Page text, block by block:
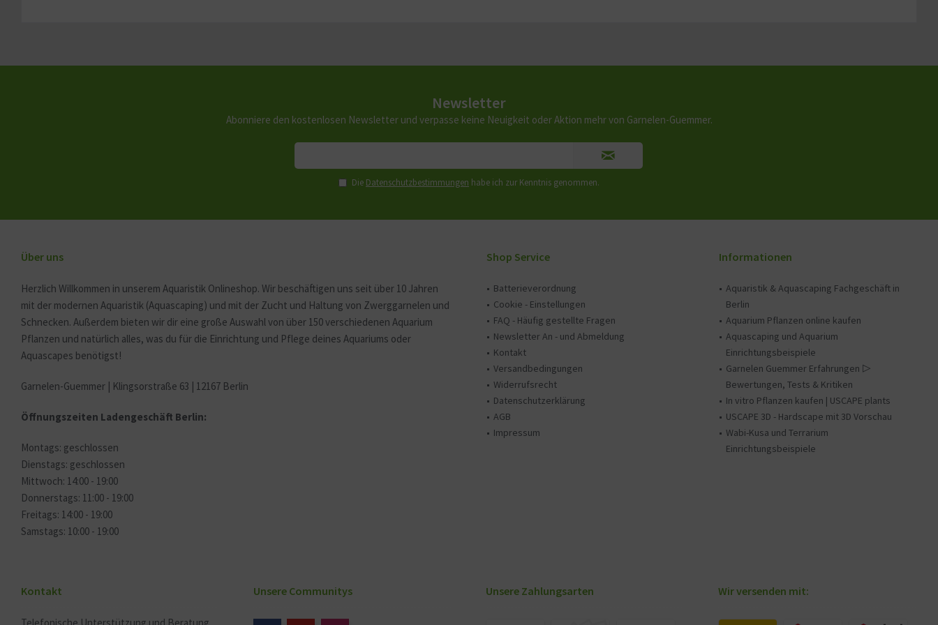
Newsletter
Abonniere den kostenlosen Newsletter und verpasse keine Neuigkeit oder Aktion mehr von Garnelen-Guemmer.
Die Datenschutzbestimmungen habe ich zur Kenntnis genommen.
Über uns
Herzlich Willkommen in unserem Aquaristik Onlineshop. Wir beschäftigen uns seit über 10 Jahren
mit der modernen Aquaristik (Aquascaping) und mit der Zucht und Haltung von Zwerggarnelen und
Schnecken. Außerdem bieten wir dir eine große Auswahl von über 150 verschiedenen Aquarium
Pflanzen und natürlich alles, was du für die Einrichtung und Pflege deines Aquariums oder
Aquascapes benötigst!
Garnelen-Guemmer | Klingsorstraße 63 | 12167 Berlin
Öffnungszeiten Ladengeschäft Berlin:
Montags: geschlossen
Dienstags: geschlossen
Mittwoch: 14:00 - 19:00
Donnerstags: 11:00 - 19:00
Freitags: 14:00 - 19:00
Samstags: 10:00 - 19:00
Shop Service
Batterieverordnung
Cookie - Einstellungen
FAQ - Häufig gestellte Fragen
Newsletter An - und Abmeldung
Kontakt
Versandbedingungen
Widerrufsrecht
Datenschutzerklärung
AGB
Impressum
Informationen
Aquaristik & Aquascaping Fachgeschäft in
Berlin
Aquarium Pflanzen online kaufen
Aquascaping und Aquarium
Einrichtungsbeispiele
Garnelen Guemmer Erfahrungen ▷
Bewertungen, Tests & Kritiken
In vitro Pflanzen kaufen | USCAPE plants
USCAPE 3D - Hardscape mit 3D Vorschau
Wabi-Kusa und Terrarium
Einrichtungsbeispiele
Kontakt Unsere Communitys Unsere Zahlungsarten Wir versenden mit: